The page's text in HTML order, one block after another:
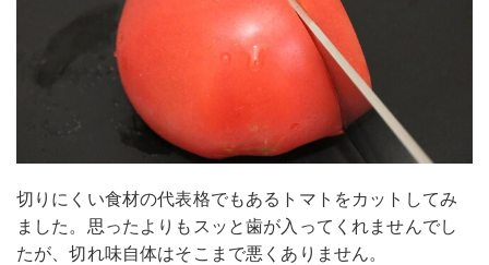
切りにくい食材の代表格でもあるトマトをカットしてみ
ました。思ったよりもスッと歯が入ってくれませんでし
たが、切れ味自体はそこまで悪くありません。